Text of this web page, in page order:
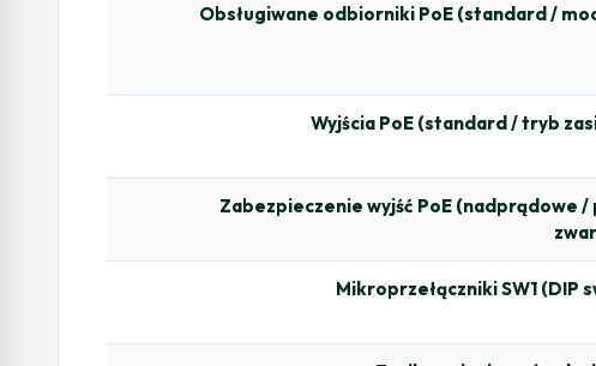
Obsługiwane odbiorniki PoE (standard /
Wyjścia PoE (standard / tryb
Zabezpieczenie wyjść PoE (nadprądowe /
Mikroprzełączniki SW1 (DIP